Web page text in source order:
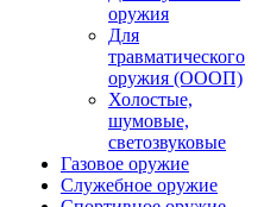
оружия
Для
травматического
оружия (ОООП)
Холостые,
шумовые,
светозвуковые
Газовое оружие
Служебное оружие